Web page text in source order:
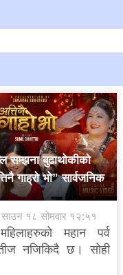
सम्झना बुढाथोकीको
गाह्रो भो” सार्वजनिक
१८ सोमवार १२:५१
महान पर्व
तीज नजिकिदै छ। सोही